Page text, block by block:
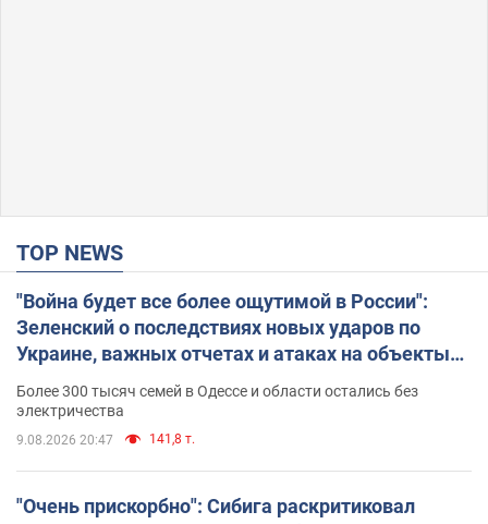
TOP NEWS
"Война будет все более ощутимой в России":
Зеленский о последствиях новых ударов по
Украине, важных отчетах и атаках на объекты
противника. Видео
Более 300 тысяч семей в Одессе и области остались без
электричества
9.08.2026 20:47 141,8 т.
"Очень прискорбно": Сибига раскритиковал